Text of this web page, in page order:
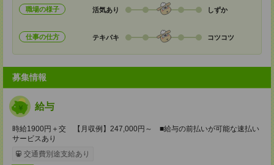
職場の様子 活気あり しずか
仕事の仕方 テキパキ コツコツ
募集情報
給与
時給1900円＋交 【月収例】247,000円～ ■給与の前払いが可能な速払い
サービスあり
交通費別途支給あり